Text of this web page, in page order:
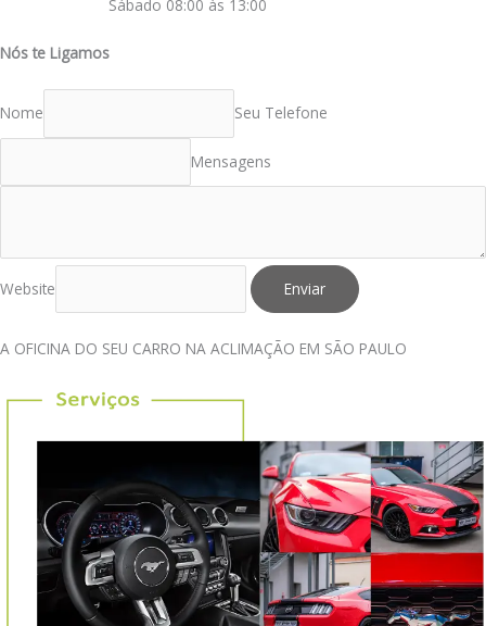
Sábado 08:00 às 13:00
Nós te Ligamos
Nome Seu Telefone
Mensagens
Website Enviar
A OFICINA DO SEU CARRO NA ACLIMAÇÃO EM SÃO PAULO